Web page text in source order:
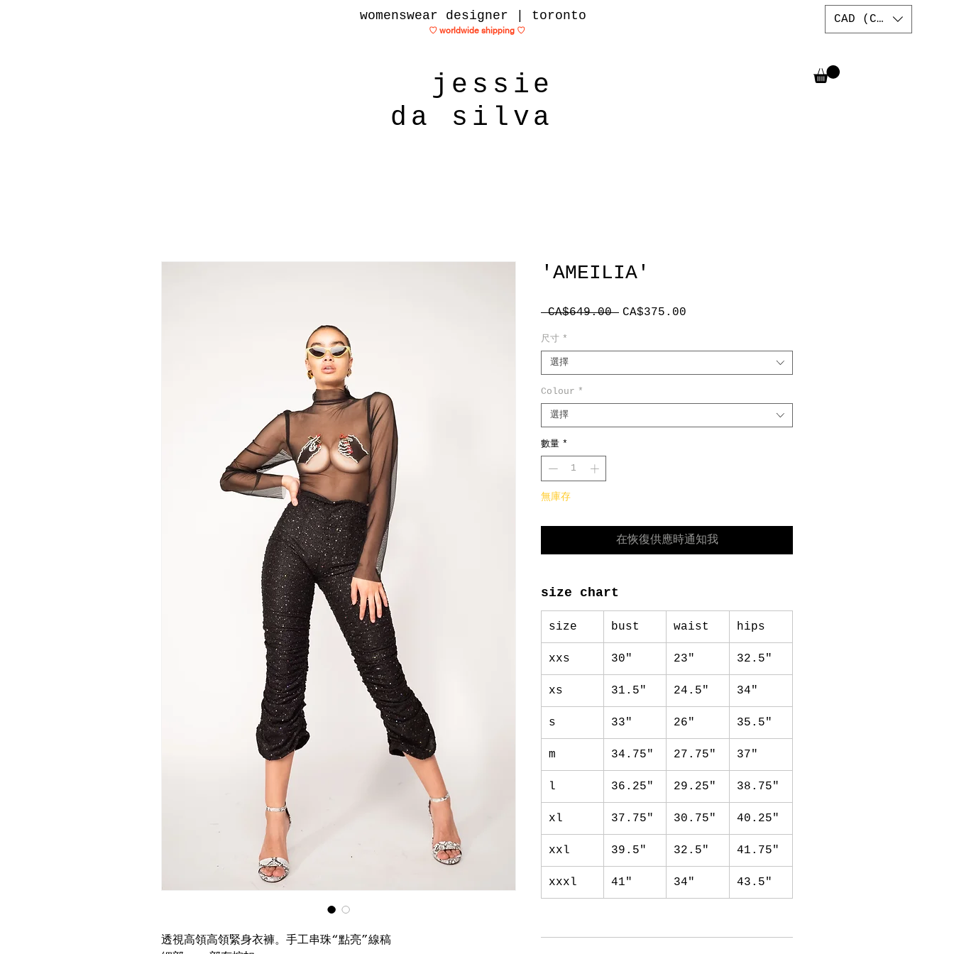
womenswear designer | toronto
♡ worldwide shipping ♡
CAD (C$)
jessie
da silva
透視高領高領緊身衣褲。手工串珠“點亮”線稿
'AMEILIA'
CA$649.00 一
格
CA$375.00
格
尺寸 *
選擇
Colour *
選擇
數量 *
無庫存
在恢復供應時通知我
size chart
size bust waist hips
xxs 30" 23" 32.5"
xs 31.5" 24.5" 34"
s 33" 26" 35.5"
m 34.75" 27.75" 37"
l 36.25" 29.25" 38.75"
xl 37.75" 30.75" 40.25"
xxl 39.5" 32.5" 41.75"
xxxl 41" 34" 43.5"